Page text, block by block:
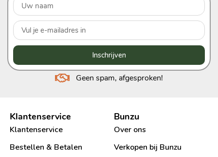
Inschrijven
Geen spam, afgesproken!
Klantenservice
Klantenservice
Bestellen & Betalen
Bunzu
Over ons
Verkopen bij Bunzu